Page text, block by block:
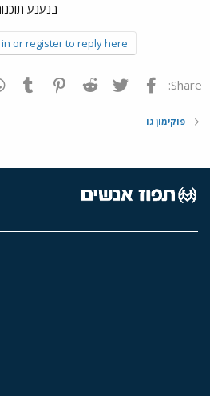
בנענע
or register to reply here.
Share: פייסבוק Twitter
Reddit
פוקימון גו